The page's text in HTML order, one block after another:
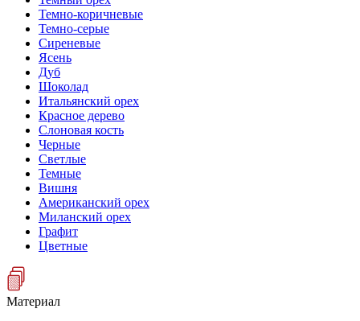
Темно-коричневые
Темно-серые
Сиреневые
Ясень
Дуб
Шоколад
Итальянский орех
Красное дерево
Слоновая кость
Черные
Светлые
Темные
Вишня
Американский орех
Миланский орех
Графит
Цветные
Материал